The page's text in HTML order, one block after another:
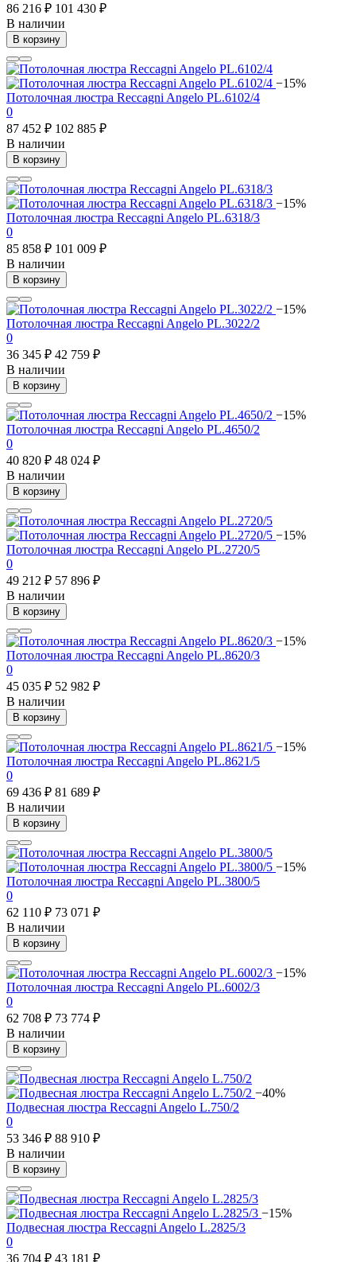
86 216 ₽ 101 430 ₽
В наличии
В корзину
−15%
Потолочная люстра Reccagni Angelo PL.6102/4
0
87 452 ₽ 102 885 ₽
В наличии
В корзину
−15%
Потолочная люстра Reccagni Angelo PL.6318/3
0
85 858 ₽ 101 009 ₽
В наличии
В корзину
−15%
Потолочная люстра Reccagni Angelo PL.3022/2
0
36 345 ₽ 42 759 ₽
В наличии
В корзину
−15%
Потолочная люстра Reccagni Angelo PL.4650/2
0
40 820 ₽ 48 024 ₽
В наличии
В корзину
−15%
Потолочная люстра Reccagni Angelo PL.2720/5
0
49 212 ₽ 57 896 ₽
В наличии
В корзину
−15%
Потолочная люстра Reccagni Angelo PL.8620/3
0
45 035 ₽ 52 982 ₽
В наличии
В корзину
−15%
Потолочная люстра Reccagni Angelo PL.8621/5
0
69 436 ₽ 81 689 ₽
В наличии
В корзину
−15%
Потолочная люстра Reccagni Angelo PL.3800/5
0
62 110 ₽ 73 071 ₽
В наличии
В корзину
−15%
Потолочная люстра Reccagni Angelo PL.6002/3
0
62 708 ₽ 73 774 ₽
В наличии
В корзину
−40%
Подвесная люстра Reccagni Angelo L.750/2
0
53 346 ₽ 88 910 ₽
В наличии
В корзину
−15%
Подвесная люстра Reccagni Angelo L.2825/3
0
36 704 ₽ 43 181 ₽